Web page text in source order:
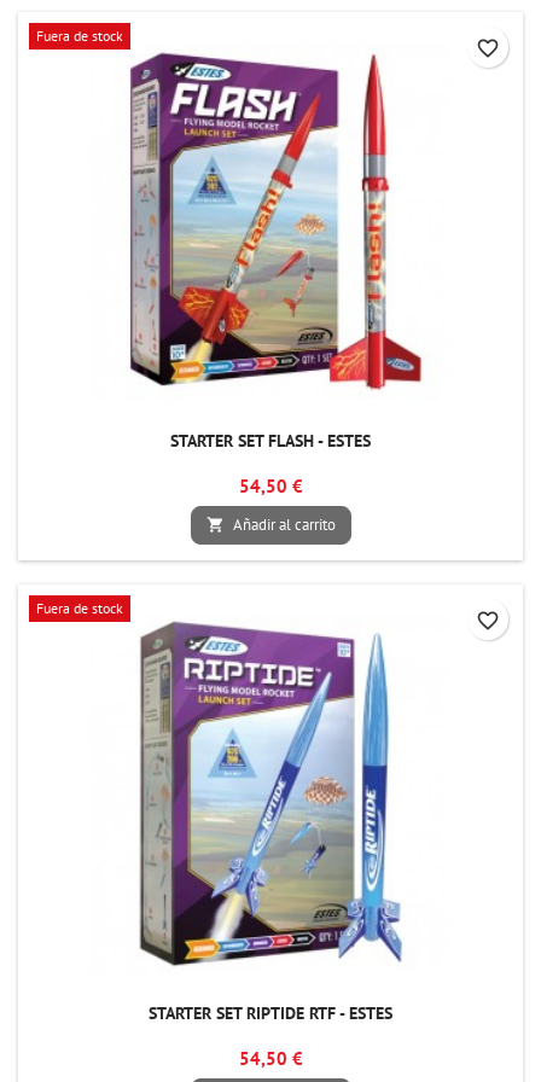
Fuera de stock
STARTER SET FLASH - ESTES
54,50 €
 Añadir al carrito
favorite_border
Fuera de stock
STARTER SET RIPTIDE RTF - ESTES
54,50 €
favorite_border